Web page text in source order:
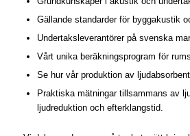
Gällande standarder för byggakustik
Undertaksleverantörer på svenska
Vårt unika beräkningsprogram för
Se hur vår produktion av
Praktiska mätningar tillsammans av
ljudreduktion och efterklangstid.